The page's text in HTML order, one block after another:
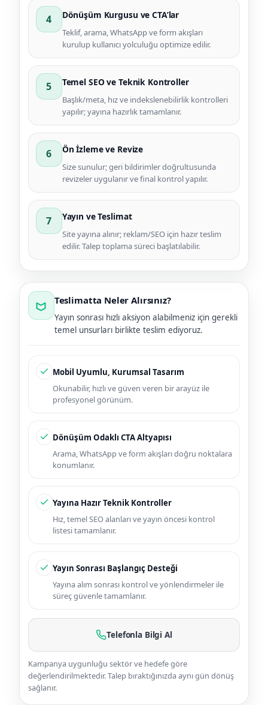
4 Dönüşüm Kurgusu ve CTA’lar
Teklif, arama, WhatsApp ve form akışları
kurulup kullanıcı yolculuğu optimize edilir.
5 Temel SEO ve Teknik Kontroller
Başlık/meta, hız ve indekslenebilirlik kontrolleri
yapılır; yayına hazırlık tamamlanır.
6 Ön İzleme ve Revize
Size sunulur; geri bildirimler doğrultusunda
revizeler uygulanır ve final kontrol yapılır.
7 Yayın ve Teslimat
Site yayına alınır; reklam/SEO için hazır teslim
edilir. Talep toplama süreci başlatılabilir.
Teslimatta Neler Alırsınız?
Yayın sonrası hızlı aksiyon alabilmeniz için gerekli
temel unsurları birlikte teslim ediyoruz.
Mobil Uyumlu, Kurumsal Tasarım
Okunabilir, hızlı ve güven veren bir arayüz ile
profesyonel görünüm.
Dönüşüm Odaklı CTA Altyapısı
Arama, WhatsApp ve form akışları doğru noktalara
konumlanır.
Yayına Hazır Teknik Kontroller
Hız, temel SEO alanları ve yayın öncesi kontrol
listesi tamamlanır.
Yayın Sonrası Başlangıç Desteği
Yayına alım sonrası kontrol ve yönlendirmeler ile
süreç güvenle tamamlanır.
Telefonla Bilgi Al
Kampanya uygunluğu sektör ve hedefe göre
değerlendirilmektedir. Talep bıraktığınızda aynı gün dönüş
sağlanır.